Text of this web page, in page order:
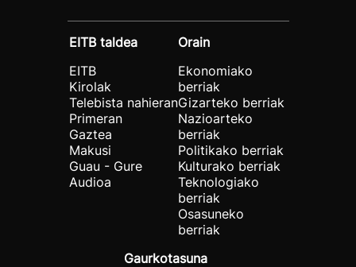
EITB taldea
EITB
Kirolak
Telebista nahieran
Primeran
Gaztea
Makusi
Guau - Gure
Audioa
Orain
Ekonomiako
berriak
Gizarteko berriak
Nazioarteko
berriak
Politikako berriak
Kulturako berriak
Teknologiako
berriak
Osasuneko
berriak
Gaurkotasuna